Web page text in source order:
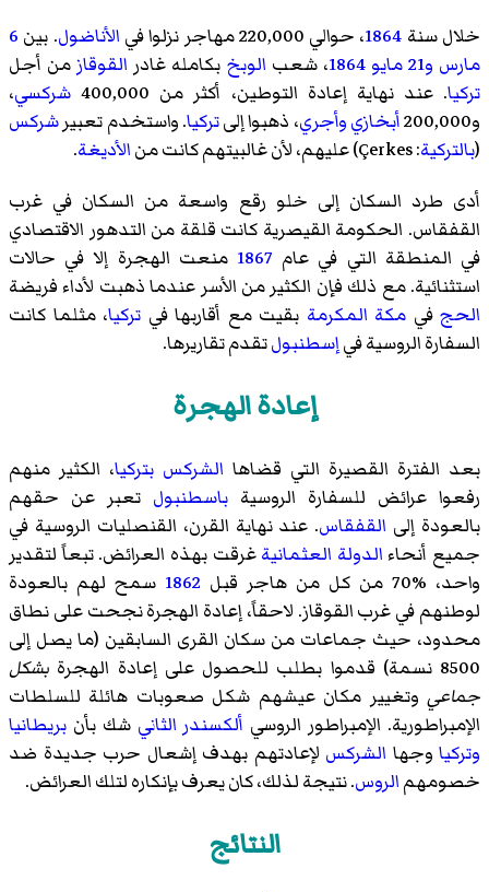
خلال سنة 1864، حوالي 220,000 مهاجر نزلوا في الأناضول. بين 6
مارس و21 مايو 1864، شعب الوبخ بكامله غادر القوقازمن أجل
تركيا. عند نهاية إعادة التوطين، أكثر من 400,000 شركسي،
و200,000
أبخازيوأجري، ذهبوا إلىتركيا. واستخدم تعبيرشركس
(بالتركية:
Çerkes)‏ عليهم، لأن غالبيتهم كانت منالأديغة.
أدى طرد السكان إلى خلو رقع واسعة من السكان في غرب
القفقاس. الحكومة القيصرية كانت قلقة من التدهور الاقتصادي
في المنطقة التي في عام 1867 منعت الهجرة إلا في حالات
استثنائية. مع ذلك فإن الكثير من الأسر عندما ذهبت لأداء فريضة
الحج في مكة المكرمة بقيت مع أقاربها في تركيا، مثلما كانت
السفارة الروسية فيإسطنبولتقدم تقاريرها.
إعادة الهجرة
بعد الفترة القصيرة التي قضاها الشركس بتركيا، الكثير منهم
رفعوا عرائض للسفارة الروسية باسطنبول تعبر عن حقهم
بالعودة إلى القفقاس. عند نهاية القرن، القنصليات الروسية في
جميع أنحاء الدولة العثمانيةغرقت بهذه العرائض. تبعاً لتقدير
واحد، %70 من كل من هاجر قبل
1862 سمح لهم بالعودة
لوطنهم فيغرب القوقاز. لاحقاً، إعادة الهجرة نجحت على نطاق
محدود، حيث جماعات من سكان القرى السابقين (ما يصل إلى
8500 نسمة) قدموا بطلب للحصول على إعادة الهجرة
بشكل
جماعي وتغيير مكان عيشهم شكل صعوبات هائلة للسلطات
الإمبراطورية. الإمبراطور الروسي ألكسندر الثاني شك بأن بريطانيا
وتركيا وجها الشركس لإعادتهم بهدف إشعال حرب جديدة ضد
خصومهمالروس. نتيجة لذلك، كان يعرف بإنكاره لتلك العرائض.
النتائج